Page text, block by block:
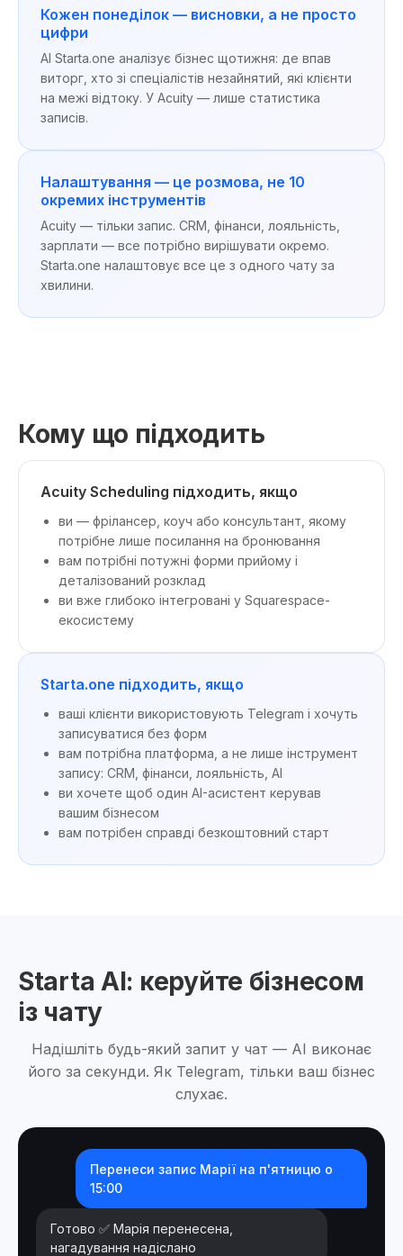
Кожен понеділок — висновки, а не просто
цифри
AI Starta.one аналізує бізнес щотижня: де впав
виторг, хто зі спеціалістів незайнятий, які клієнти
на межі відтоку. У Acuity — лише статистика
записів.
Налаштування — це розмова, не 10
окремих інструментів
Acuity — тільки запис. CRM, фінанси, лояльність,
зарплати — все потрібно вирішувати окремо.
Starta.one налаштовує все це з одного чату за
хвилини.
Кому що підходить
Acuity Scheduling підходить, якщо
ви — фрілансер, коуч або консультант, якому
потрібне лише посилання на бронювання
вам потрібні потужні форми прийому і
деталізований розклад
ви вже глибоко інтегровані у Squarespace-
екосистему
Starta.one підходить, якщо
ваші клієнти використовують Telegram і хочуть
записуватися без форм
вам потрібна платформа, а не лише інструмент
запису: CRM, фінанси, лояльність, AI
ви хочете щоб один AI-асистент керував
вашим бізнесом
вам потрібен справді безкоштовний старт
Starta AI: керуйте бізнесом
із чату
Надішліть будь-який запит у чат — AI виконає
його за секунди. Як Telegram, тільки ваш бізнес
слухає.
Перенеси запис Марії на п'ятницю о
15:00
Готово ✅ Марія перенесена,
нагадування надіслано